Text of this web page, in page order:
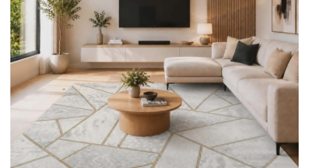
Trocas e Devoluções
Termos e condições